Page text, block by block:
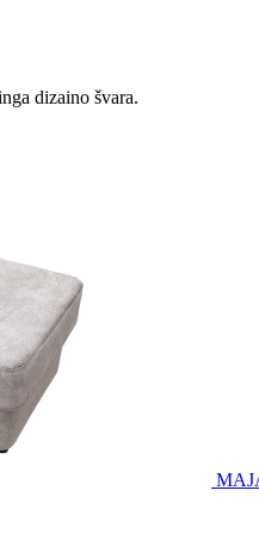
dizaino švara.